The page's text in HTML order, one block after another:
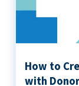
How to
with